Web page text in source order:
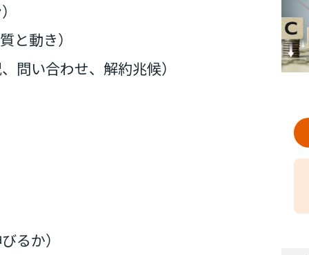
と動き）
問い合わせ、解約兆候）
るか）